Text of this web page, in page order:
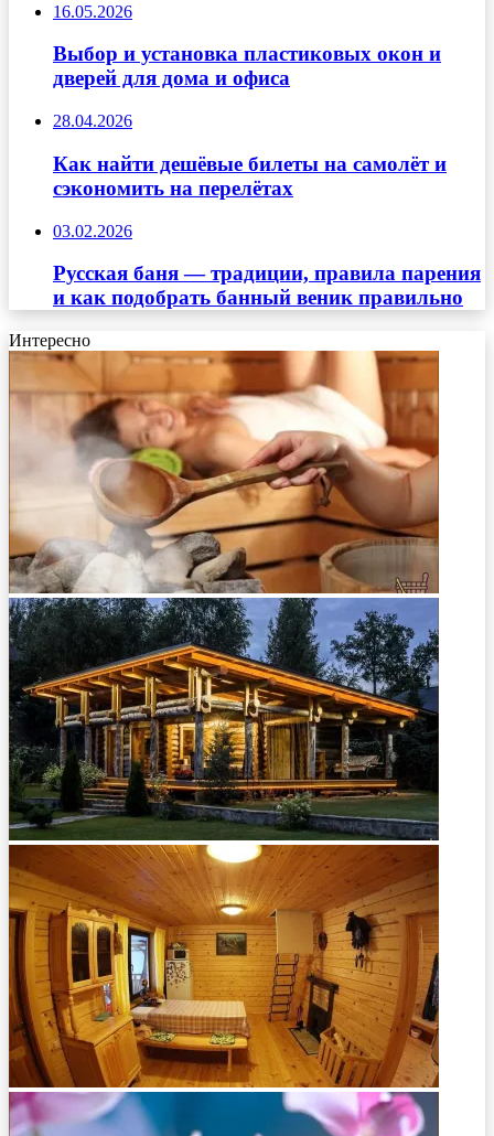
16.05.2026
Выбор и установка пластиковых окон и
дверей для дома и офиса
28.04.2026
Как найти дешёвые билеты на самолёт и
сэкономить на перелётах
03.02.2026
Русская баня — традиции, правила парения
и как подобрать банный веник правильно
Интересно